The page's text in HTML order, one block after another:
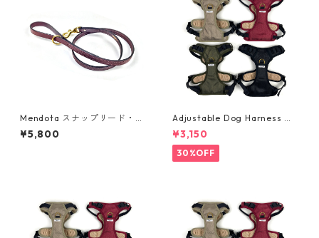
Mendota スナップリード・レ
ザー
¥5,800
Adjustable Dog Harness ・
小型犬用・ハーネス・サイズS
¥3,150
30%OFF